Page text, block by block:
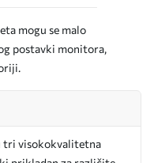
mogu se malo
postavki monitora,
tri visokokvalitetna